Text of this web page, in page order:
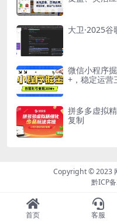
大卫·2025
微信小程序
+，稳定运营
拼多多虚拟
复制
Copyright © 2023
黔ICP
首页 客服